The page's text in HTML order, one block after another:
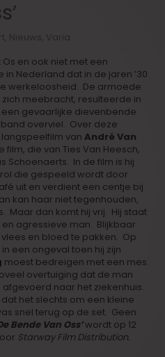
Nieuws
Varia
en ook niet met een
in Nederland dat in de jaren ’30
werkeloosheid. De armoede
meebracht, resulteerde in
gevaarlijke dievenbende
overviel. Over deze
vanAndré Van
film, die van Ties Van Heesch,
Schoenaerts. In de film is hij
die gespeeld wordt door
uit en verdient een centje bij
kan haar niet tegenhouden,
Maar dan komt hij vrij. Hij staat
agressieve man. Blijkbaar
en bloed te pakken. Op
een ongeval toen hij zijn
moest bedreigen met een mes.
overtuiging dat de man
naar het ziekenhuis.
het slechts om een kleine
snel terug op de set. Geen
Bende Van Oss’wordt op 12
Starway Film Distribution.